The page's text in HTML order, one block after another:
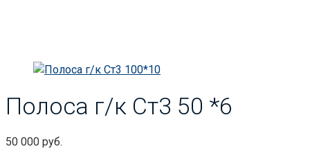
Полоса г/к Ст3 50 *6
50 000 руб.